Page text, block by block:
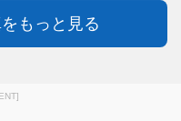
もっと見る